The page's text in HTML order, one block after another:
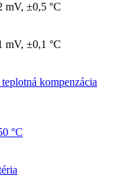
mV, ±0,5 °C
mV, ±0,1 °C
kompenzácia
°C